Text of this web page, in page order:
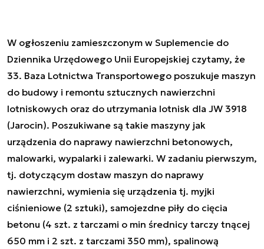
W ogłoszeniu zamieszczonym w Suplemencie do
Dziennika Urzędowego Unii Europejskiej czytamy, że
33. Baza Lotnictwa Transportowego poszukuje maszyn
do budowy i remontu sztucznych nawierzchni
lotniskowych oraz do utrzymania lotnisk dla JW 3918
(Jarocin). Poszukiwane są takie maszyny jak
urządzenia do naprawy nawierzchni betonowych,
malowarki, wypalarki i zalewarki. W zadaniu pierwszym,
tj. dotyczącym dostaw maszyn do naprawy
nawierzchni, wymienia się urządzenia tj. myjki
ciśnieniowe (2 sztuki), samojezdne piły do cięcia
betonu (4 szt. z tarczami o min średnicy tarczy tnącej
650 mm i 2 szt. z tarczami 350 mm), spalinową